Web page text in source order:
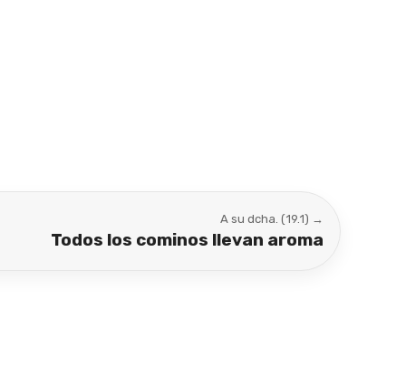
A su dcha. (19.1) →
Todos los cominos llevan aroma